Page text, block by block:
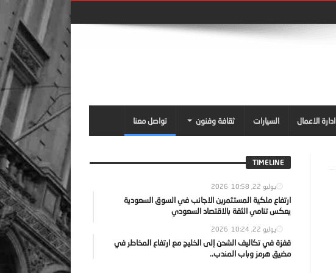
ادارة الاعمال السيارات ثقافة وفنون تواصل معنا
TIMELINE
يوليو 22, 2026 10:58
ارتفاع ملكية المستثمرين الاجانب في السوق السعودية
يعكس تنامي الثقة بالاقتصاد السعودي
يوليو 22, 2026 10:24
قفزة في تكاليف الشحن إلى الخليج مع ارتفاع المخاطر في
مضيق هرمز وباب المندب..